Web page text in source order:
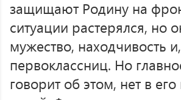
защищают Родину на
ситуации растерялся, но
мужество, находчивость
первоклассниц. Но
говорит об этом, нет в